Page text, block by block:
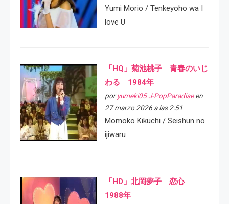
Yumi Morio / Tenkeyoho wa I
love U
「HQ」菊池桃子 青春のいじ
わる 1984年
por yumeki05 J-PopParadiseen
27 marzo 2026 a las 2:51
Momoko Kikuchi / Seishun no
ijiwaru
「HD」北岡夢子 恋心
1988年